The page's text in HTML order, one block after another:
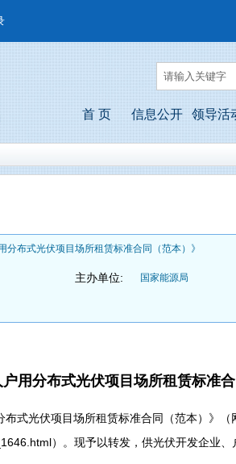
首 页 信息公开 领导活
布式光伏项目场所租赁标准合同（范本）》
主办单位: 国家能源局
用分布式光伏项目场所租赁标准合
光伏项目场所租赁标准合同（范本）》（
）。现予以转发，供光伏开发企业、